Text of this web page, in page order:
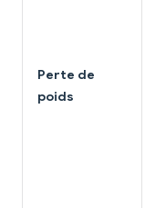
Perte de
poids